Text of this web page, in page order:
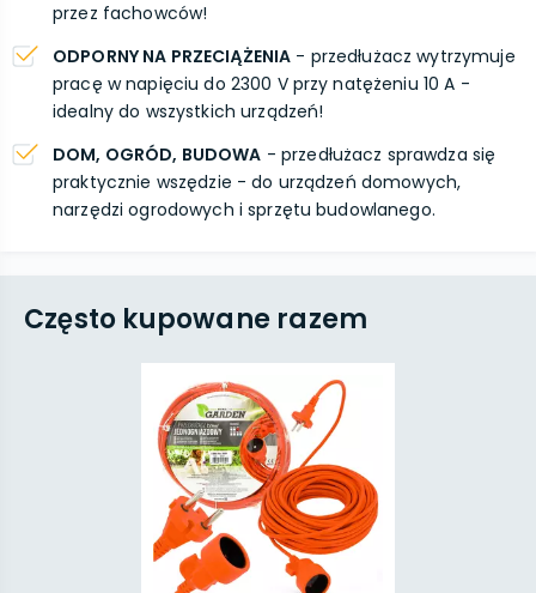
przez fachowców!
ODPORNY NA PRZECIĄŻENIA - przedłużacz wytrzymuje
pracę w napięciu do 2300 V przy natężeniu 10 A -
idealny do wszystkich urządzeń!
DOM, OGRÓD, BUDOWA - przedłużacz sprawdza się
praktycznie wszędzie - do urządzeń domowych,
narzędzi ogrodowych i sprzętu budowlanego.
Często kupowane razem